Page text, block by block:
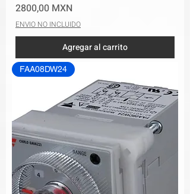
Precio
2800,00 MXN
ENVIO NO INCLUIDO
Agregar al carrito
FAA08DW24